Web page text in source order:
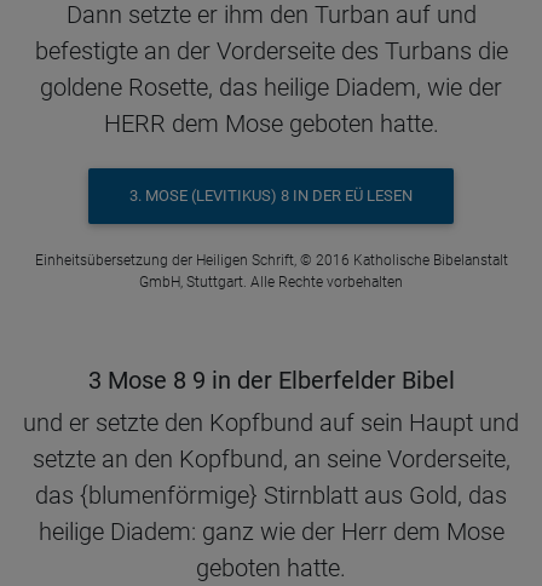
Dann setzte er ihm den Turban auf und
befestigte an der Vorderseite des Turbans die
goldene Rosette, das heilige Diadem, wie der
HERR dem Mose geboten hatte.
3. MOSE (LEVITIKUS) 8 IN DER EÜ LESEN
Einheitsübersetzung der Heiligen Schrift, © 2016 Katholische Bibelanstalt
GmbH, Stuttgart. Alle Rechte vorbehalten
3 Mose 8 9 in der Elberfelder Bibel
und er setzte den Kopfbund auf sein Haupt und
setzte an den Kopfbund, an seine Vorderseite,
das {blumenförmige} Stirnblatt aus Gold, das
heilige Diadem: ganz wie der Herr dem Mose
geboten hatte.